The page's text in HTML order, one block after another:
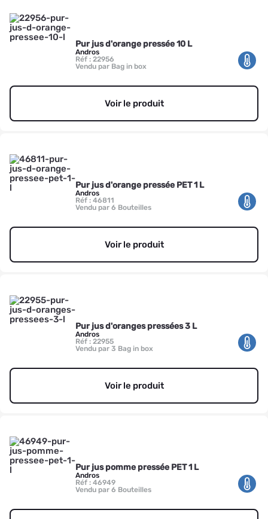
Pur jus d'orange pressée 10 L
Andros
Réf : 22956
Vendu par Bag in box
Voir le produit
Pur jus d'orange pressée PET 1 L
Andros
Réf : 46811
Vendu par 6 Bouteilles
Voir le produit
Pur jus d'oranges pressées 3 L
Andros
Réf : 22955
Vendu par 3 Bag in box
Voir le produit
Pur jus pomme pressée PET 1 L
Andros
Réf : 46949
Vendu par 6 Bouteilles